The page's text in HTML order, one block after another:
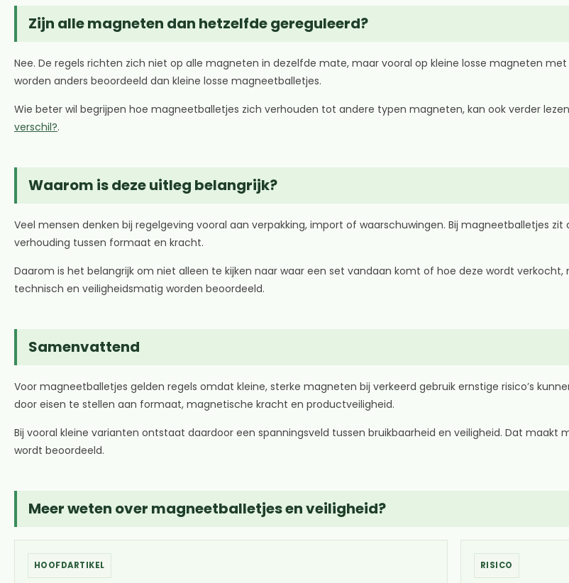
Zijn alle magneten dan hetzelfde gereguleerd?
Nee. De regels richten zich niet op alle magneten in dezelfde mate, maar vooral op kleine losse magneten
worden anders beoordeeld dan kleine losse magneetballetjes.
Wie beter wil begrijpen hoe magneetballetjes zich verhouden tot andere typen magneten, kan ook verder
verschil?.
Waarom is deze uitleg belangrijk?
Veel mensen denken bij regelgeving vooral aan verpakking, import of waarschuwingen. Bij magneetballetjes
verhouding tussen formaat en kracht.
Daarom is het belangrijk om niet alleen te kijken naar waar een set vandaan komt of hoe deze wordt
technisch en veiligheidsmatig worden beoordeeld.
Samenvattend
Voor magneetballetjes gelden regels omdat kleine, sterke magneten bij verkeerd gebruik ernstige risico’s
door eisen te stellen aan formaat, magnetische kracht en productveiligheid.
Bij vooral kleine varianten ontstaat daardoor een spanningsveld tussen bruikbaarheid en veiligheid. Dat
wordt beoordeeld.
Meer weten over magneetballetjes en veiligheid?
HOOFDARTIKEL RISICO